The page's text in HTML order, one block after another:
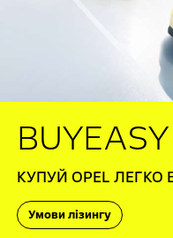
BUYEASY
КУПУЙ OPEL ЛЕГКО
Умови лізингу